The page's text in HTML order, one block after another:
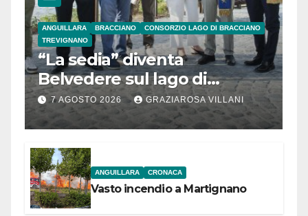
ANGUILLARA BRACCIANO
CONSORZIO LAGO DI BRACCIANO
TREVIGNANO
“La sedia” diventa
Belvedere sul lago di
Bracciano: ieri
l’inaugurazione
7 AGOSTO 2026 GRAZIAROSA VILLANI
ANGUILLARA CRONACA
Vasto incendio a Martignano